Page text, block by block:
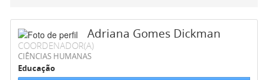
Adriana Gomes Dickman
COORDENADOR(A)
CIÊNCIAS HUMANAS
Educação